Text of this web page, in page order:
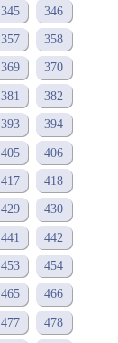
345 346
357 358
369 370
381 382
393 394
405 406
417 418
429 430
441 442
453 454
465 466
477 478